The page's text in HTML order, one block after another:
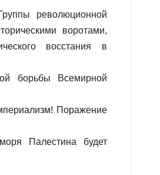
революционной
воротами,
восстания в
борьбы Всемирной
Поражение
Палестина будет